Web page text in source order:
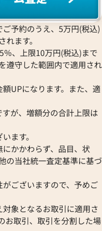
予約のうえ、5万円(税込)
ます。
、上限10万円(税込)まで
遵守した範囲内で適用され
UPになります。また、適
が、増額分の合計上限は
ます。
かかわらず、品目、状
の当社統一査定基準に基づ
ございますので、予めご
象となるお取引に適用さ
お取引、取引を分割した場